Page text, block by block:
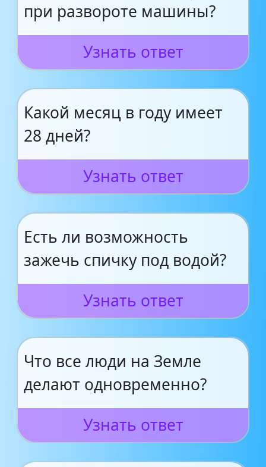
при развороте машины?
Узнать ответ
Какой месяц в году имеет
28 дней?
Узнать ответ
Есть ли возможность
зажечь спичку под водой?
Узнать ответ
Что все люди на Земле
делают одновременно?
Узнать ответ